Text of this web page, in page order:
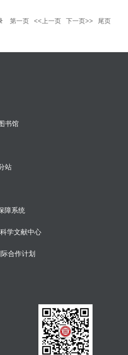
第一页 <<上一页 下一页>>
尾页
书馆
站
障系统
学文献中心
合作计划